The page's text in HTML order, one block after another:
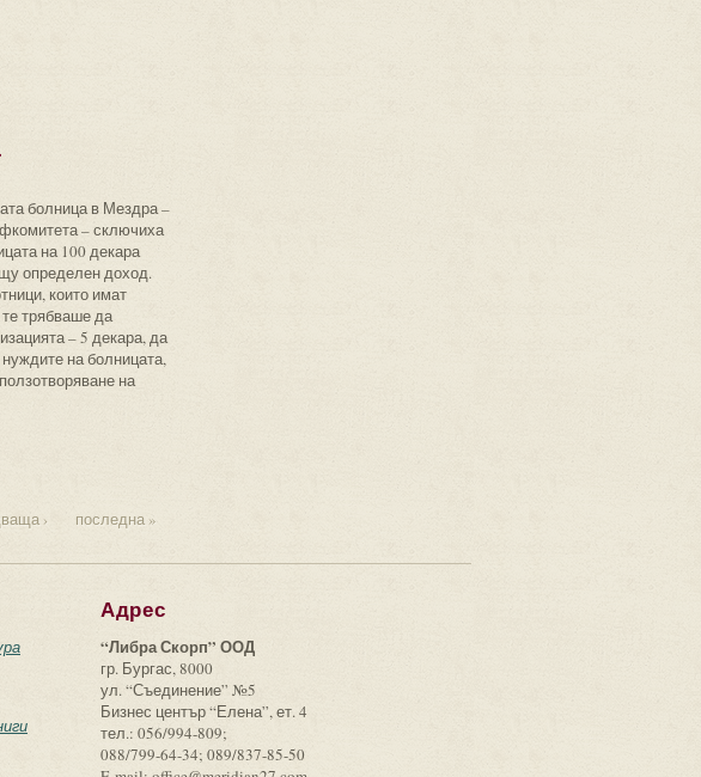
болница в Мездра –
– сключиха
на 100 декара
определен доход.
които имат
трябваше да
– 5 декара, да
нуждите на болницата,
на
› последна »
Адрес
“Либра Скорп” ООД
гр. Бургас, 8000
ул. “Съединение” №5
Бизнес център “Елена”, ет. 4
тел.: 056/994-809;
088/799-64-34; 089/837-85-50